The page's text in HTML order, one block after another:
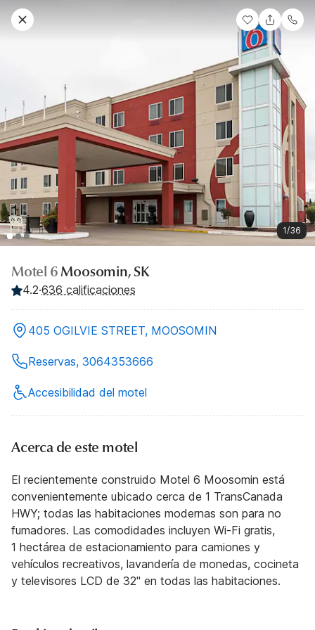
1/36
Motel 6 Moosomin, SK
4.2·636 calificaciones
405 OGILVIE STREET, MOOSOMIN
Reservas, 3064353666
Accesibilidad del motel
Acerca de este motel
El recientemente construido Motel 6 Moosomin está
convenientemente ubicado cerca de 1 TransCanada
HWY; todas las habitaciones modernas son para no
fumadores. Las comodidades incluyen Wi-Fi gratis,
1 hectárea de estacionamiento para camiones y
vehículos recreativos, lavandería de monedas, cocineta
y televisores LCD de 32" en todas las habitaciones.